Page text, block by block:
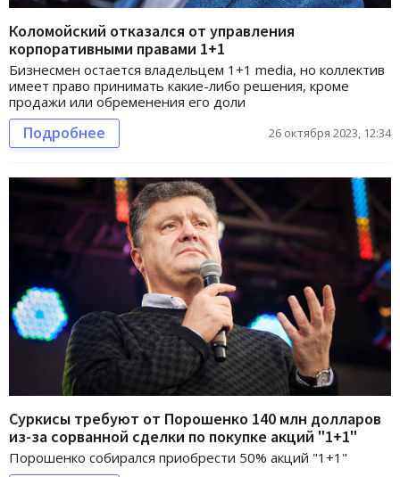
Коломойский отказался от управления
корпоративными правами 1+1
Бизнесмен остается владельцем 1+1 media, но коллектив
имеет право принимать какие-либо решения, кроме
продажи или обременения его доли
Подробнее 26 октября 2023, 12:34
Суркисы требуют от Порошенко 140 млн долларов
из-за сорванной сделки по покупке акций "1+1"
Порошенко собирался приобрести 50% акций "1+1"